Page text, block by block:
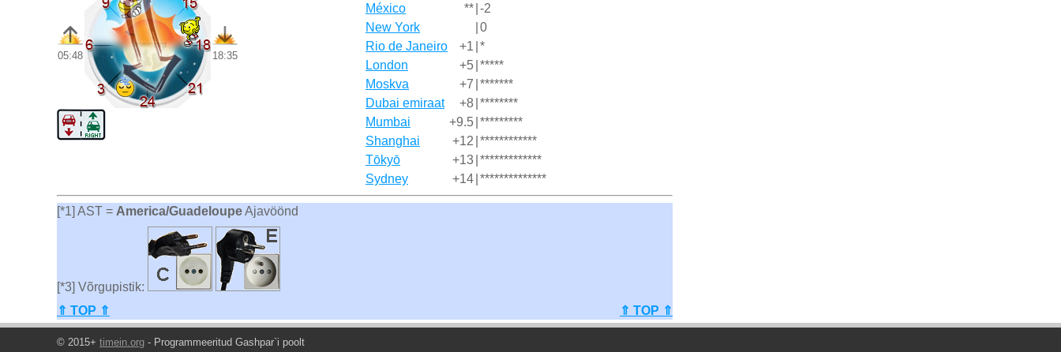
05:48 18:35
México
** -2
New York
0
Rio de Janeiro
+1 *
London
+5 *****
Moskva
+7 *******
Dubai emiraat
+8 ********
Mumbai
+9.5 *********
Shanghai
+12 ************
Tōkyō
+13 *************
Sydney
+14 **************
[*1] AST = America/GuadeloupeAjavöönd
[*3] Võrgupistik:
⇑ TOP ⇑
⇑ TOP ⇑
© 2015+ timein.org - Programmeeritud Gashpar`i poolt